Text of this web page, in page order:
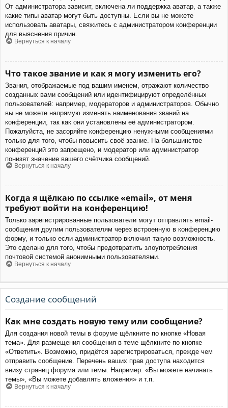
От администратора зависит, включена ли поддержка аватар, а также
какие типы аватар могут быть доступны. Если вы не можете
использовать аватары, свяжитесь с администратором конференции
для выяснения причин.
Вернуться к началу
Что такое звание и как я могу изменить его?
Звания, отображаемые под вашим именем, отражают количество
созданных вами сообщений или идентифицируют определённых
пользователей: например, модераторов и администраторов. Обычно
вы не можете напрямую изменять наименования званий на
конференции, так как они установлены её администратором.
Пожалуйста, не засоряйте конференцию ненужными сообщениями
только для того, чтобы повысить своё звание. На большинстве
конференций это запрещено, и модератор или администратор
понизят значение вашего счётчика сообщений.
Вернуться к началу
Когда я щёлкаю по ссылке «email», от меня
требуют войти на конференцию!
Только зарегистрированные пользователи могут отправлять email-
сообщения другим пользователям через встроенную в конференцию
форму, и только если администратор включил такую возможность.
Это сделано для того, чтобы предотвратить злоупотребления
почтовой системой анонимными пользователями.
Вернуться к началу
Создание сообщений
Как мне создать новую тему или сообщение?
Для создания новой темы в форуме щёлкните по кнопке «Новая
тема». Для размещения сообщения в теме щёлкните по кнопке
«Ответить». Возможно, придётся зарегистрироваться, прежде чем
отправить сообщение. Перечень ваших прав доступа находится
внизу страниц форума или темы. Например: «Вы можете начинать
темы», «Вы можете добавлять вложения» и т.п.
Вернуться к началу